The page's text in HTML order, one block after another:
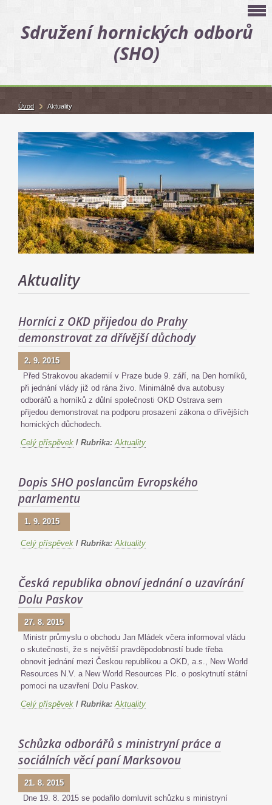
Sdružení hornických odborů
(SHO)
Aktuality
Horníci z OKD přijedou do Prahy
demonstrovat za dřívější důchody
2. 9. 2015
Před Strakovou akademií v Praze bude 9. září, na Den horníků,
při jednání vlády již od rána živo. Minimálně dva autobusy
odborářů a horníků z důlní společnosti OKD Ostrava sem
přijedou demonstrovat na podporu prosazení zákona o dřívějších
hornických důchodech.
Celý příspěvek / Rubrika: Aktuality
Dopis SHO poslancům Evropského
parlamentu
1. 9. 2015
Celý příspěvek / Rubrika: Aktuality
Česká republika obnoví jednání o uzavírání
Dolu Paskov
27. 8. 2015
Ministr průmyslu o obchodu Jan Mládek včera informoval vládu
o skutečnosti, že s největší pravděpodobností bude třeba
obnovit jednání mezi Českou republikou a OKD, a.s., New World
Resources N.V. a New World Resources Plc. o poskytnutí státní
pomoci na uzavření Dolu Paskov.
Celý příspěvek / Rubrika: Aktuality
Schůzka odborářů s ministryní práce a
sociálních věcí paní Marksovou
21. 8. 2015
Dne 19. 8. 2015 se podařilo domluvit schůzku s ministryní
Úvod Aktuality